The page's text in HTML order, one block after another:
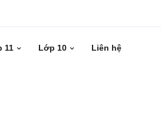
11 Lớp 10 Liên hệ